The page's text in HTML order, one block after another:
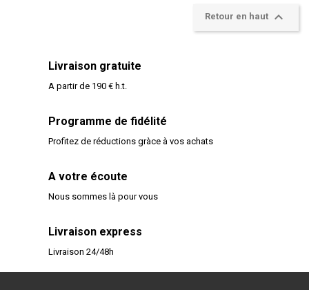
Retour en haut 
Livraison gratuite
A partir de 190 € h.t.
Programme de fidélité
Profitez de réductions gràce à vos achats
A votre écoute
Nous sommes là pour vous
Livraison express
Livraison 24/48h